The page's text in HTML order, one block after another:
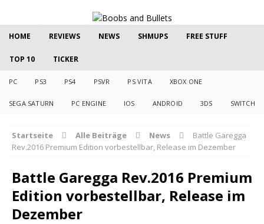
HOME REVIEWS NEWS SHMUPS FREE STUFF
TOP 10 TICKER
PC PS3 PS4 PSVR PS VITA XBOX ONE
SEGA SATURN PC ENGINE IOS ANDROID 3DS SWITCH
Startseite Alle Beiträge News
Battle Garegga
Rev.2016 Premium Edition vorbestellbar, Release im Dezember
Battle Garegga Rev.2016 Premium
Edition vorbestellbar, Release im
Dezember